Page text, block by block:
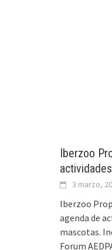
Iberzoo
actividades
3 marzo,
Iberzoo
agenda de
mascotas.
Forum